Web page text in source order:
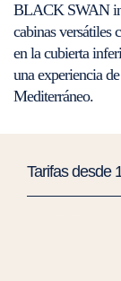
BLACK SWAN
cabinas versátiles
en la cubierta
una experiencia
Mediterráneo.
Tarifas desde